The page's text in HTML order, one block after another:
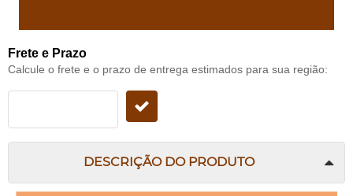
Frete e Prazo
Calcule o frete e o prazo de entrega estimados para sua região:
DESCRIÇÃO DO PRODUTO